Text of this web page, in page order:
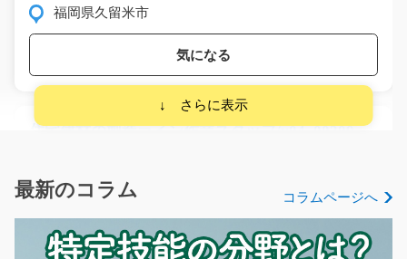
福岡県久留米市
気になる
住宅建材の製造ライン作業スタッフ/y04_00309
正社員登用もアリ！住宅建材製造工場でのライン作業ス
長期（3ヶ月以上）
時給1150円～
最新のコラム コラムページへ